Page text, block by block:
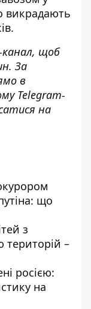
викрадають
канал, щоб
За
в
Telegram-
на
що
з
територій –
росією:
на